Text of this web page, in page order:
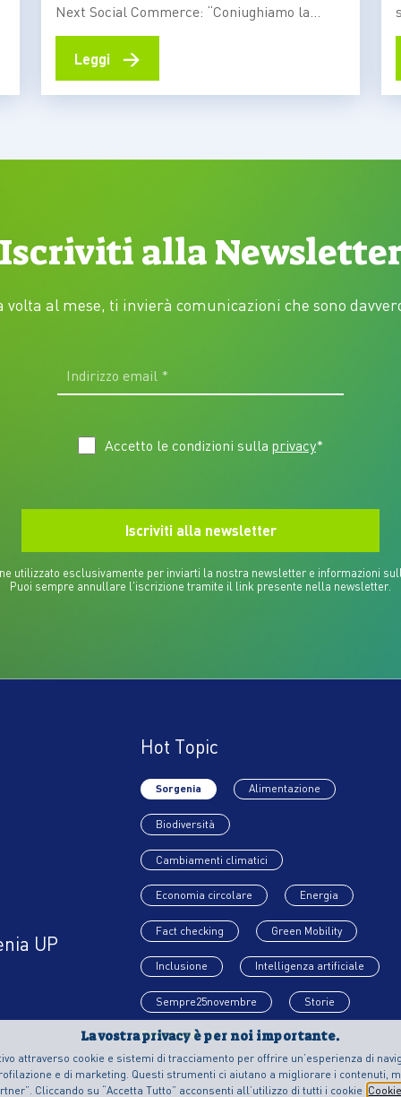
La vostra privacy è per noi importante.
attraverso cookie e sistemi di tracciamento per offrire un’esperienza di
e di marketing. Questi strumenti ci aiutano a migliorare i contenuti,
Cliccando su “Accetta Tutto” acconsenti all’utilizzo di tutti i cookie
Next Social Commerce: “Coniughiamo la
sostenibilità sociale, economica e ambientale
nostra e dei nostri fornitori con la loro
B2B” “Gioosto nasce nel 2019 come spin-off
Leggi →
Iscriviti alla Newsletter
volta al mese, ti invierà comunicazioni che sono
Accetto le condizioni sulla privacy*
utilizzato esclusivamente per inviarti la nostra newsletter e informazioni
Puoi sempre annullare l'iscrizione tramite il link presente nella newsletter.
UP
Hot Topic
Sorgenia Alimentazione
Biodiversità
Cambiamenti climatici
Economia circolare Energia
Fact checking Green Mobility
Inclusione Intelligenza artificiale
Sempre25novembre Storie
Tutti i topic